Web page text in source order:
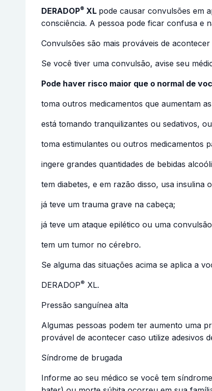
DERADOP® XL pode causar convulsões em
consciência. A pessoa pode ficar confusa e
Convulsões são mais prováveis de
Se você tiver uma convulsão, avise seu
Pode haver risco maior que o normal de
toma outros medicamentos que aumentam
está tomando tranquilizantes ou sedativos,
toma estimulantes ou outros medicamentos
ingere grandes quantidades de bebidas
tem diabetes, e em razão disso, usa
já teve um trauma grave na cabeça;
já teve um ataque epilético ou uma
tem um tumor no cérebro.
Se alguma das situações acima se aplica a
DERADOP® XL.
Pressão sanguínea alta
Algumas pessoas podem ter aumento uma
provável de acontecer caso utilize adesivos
Síndrome de brugada
Informe ao seu médico se você tem